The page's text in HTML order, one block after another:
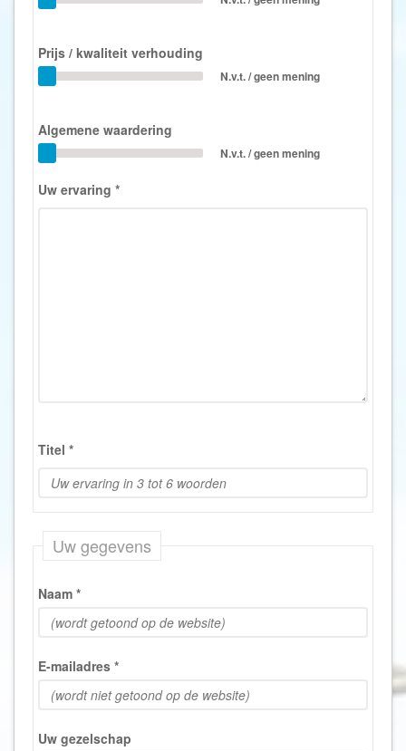
Prijs / kwaliteit verhouding
N.v.t. / geen mening
Algemene waardering
N.v.t. / geen mening
Uw ervaring *
Titel *
Uw gegevens
Naam *
E-mailadres *
Uw gezelschap